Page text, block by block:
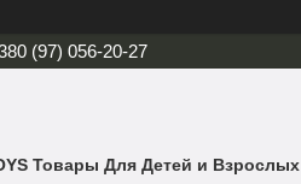
(97) 056-20-27
Товары Для Детей и Взрослых